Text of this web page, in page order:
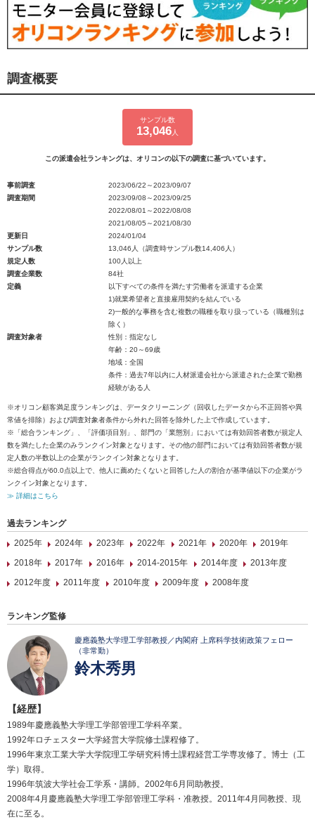
調査概要
サンプル数
13,046 人
この派遣会社ランキングは、オリコンの以下の調査に基づいています。
事前調査
2023/06/22～2023/09/07
調査期間
2023/09/08～2023/09/25
2022/08/01～2022/08/08
2021/08/05～2021/08/30
更新日
2024/01/04
サンプル数
13,046人（調査時サンプル数14,406人）
規定人数
100人以上
調査企業数
84社
定義
以下すべての条件を満たす労働者を派遣する企業
1)就業希望者と直接雇用契約を結んでいる
2)一般的な事務を含む複数の職種を取り扱っている（職種別は
除く）
調査対象者
性別：指定なし
年齢：20～69歳
地域：全国
条件：過去7年以内に人材派遣会社から派遣された企業で勤務
経験がある人
※オリコン顧客満足度ランキングは、データクリーニング（回収したデータから不正回答や異
常値を排除）および調査対象者条件から外れた回答を除外した上で作成しています。
※「総合ランキング」、「評価項目別」、部門の「業態別」においては有効回答者数が規定人
数を満たした企業のみランクイン対象となります。その他の部門においては有効回答者数が規
定人数の半数以上の企業がランクイン対象となります。
※総合得点が60.0点以上で、他人に薦めたくないと回答した人の割合が基準値以下の企業がラ
ンクイン対象となります。
≫ 詳細はこちら
過去ランキング
2025年
2024年 2023年 2022年 2021年 2020年
2019年
2018年
2017年 2016年 2014-2015年 2014年度
2013年度
2012年度
2011年度 2010年度 2009年度 2008年度
ランキング監修
慶應義塾大学理工学部教授／内閣府 上席科学技術政策フェロー
（非常勤）
鈴木秀男
【経歴】
1989年慶應義塾大学理工学部管理工学科卒業。
1992年ロチェスター大学経営大学院修士課程修了。
1996年東京工業大学大学院理工学研究科博士課程経営工学専攻修了。博士（工
学）取得。
1996年筑波大学社会工学系・講師。2002年6月同助教授。
2008年4月慶應義塾大学理工学部管理工学科・准教授。2011年4月同教授、現
在に至る。